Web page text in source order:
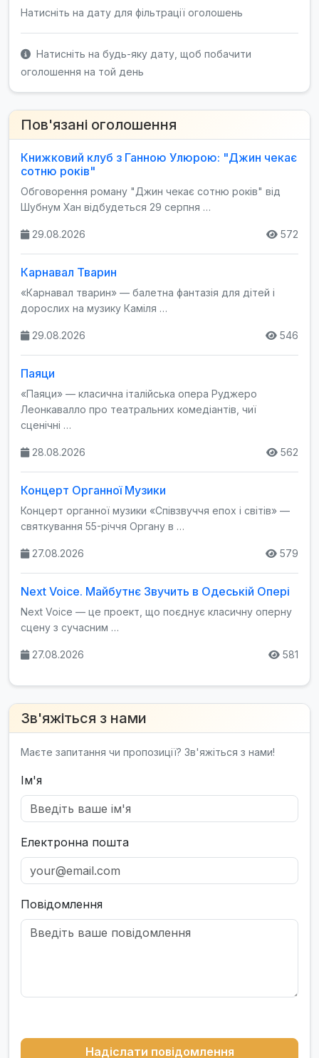
Натисніть на дату для фільтрації оголошень
Натисніть на будь-яку дату, щоб побачити
оголошення на той день
Пов'язані оголошення
Книжковий клуб з Ганною Улюрою: "Джин чекає
сотню років"
Обговорення роману "Джин чекає сотню років" від
Шубнум Хан відбудеться 29 серпня …
29.08.2026 572
Карнавал Тварин
«Карнавал тварин» — балетна фантазія для дітей і
дорослих на музику Каміля …
29.08.2026 546
Паяци
«Паяци» — класична італійська опера Руджеро
Леонкавалло про театральних комедіантів, чиї
сценічні …
28.08.2026 562
Концерт Органної Музики
Концерт органної музики «Співзвуччя епох і світів» —
святкування 55-річчя Органу в …
27.08.2026 579
Next Voice. Майбутнє Звучить в Одеській Опері
Next Voice — це проект, що поєднує класичну оперну
сцену з сучасним …
27.08.2026 581
Зв'яжіться з нами
Маєте запитання чи пропозиції? Зв'яжіться з нами!
Ім'я
Електронна пошта
Повідомлення
Надіслати повідомлення